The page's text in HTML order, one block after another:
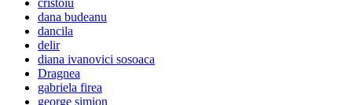
cristoiu
dana budeanu
dancila
delir
diana ivanovici sosoaca
Dragnea
gabriela firea
george simion